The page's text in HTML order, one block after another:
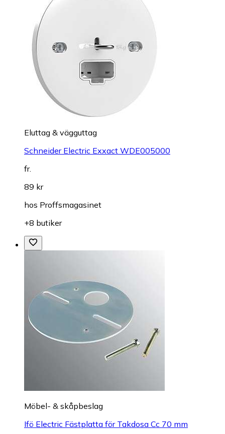
Eluttag & vägguttag
Schneider Electric Exxact WDE005000
fr.
89 kr
hos Proffsmagasinet
+8 butiker
Möbel- & skåpbeslag
Ifö Electric Fästplatta för Takdosa Cc 70 mm